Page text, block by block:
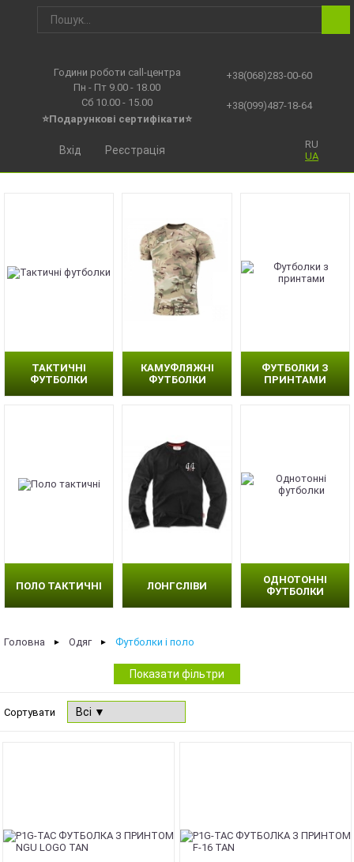
Години роботи call-центра
Пн - Пт 9.00 - 18.00
Сб 10.00 - 15.00
⭐Подарункові сертифікати⭐
+38(068)283-00-60
+38(099)487-18-64
RU
UA
Вхід Реєстрація
ТАКТИЧНІ
ФУТБОЛКИ
КАМУФЛЯЖНІ
ФУТБОЛКИ
ФУТБОЛКИ З
ПРИНТАМИ
ПОЛО ТАКТИЧНІ ЛОНГСЛІВИ
ОДНОТОННІ
ФУТБОЛКИ
Головна ► Одяг ► Футболки і поло
Показати фільтри
Сортувати